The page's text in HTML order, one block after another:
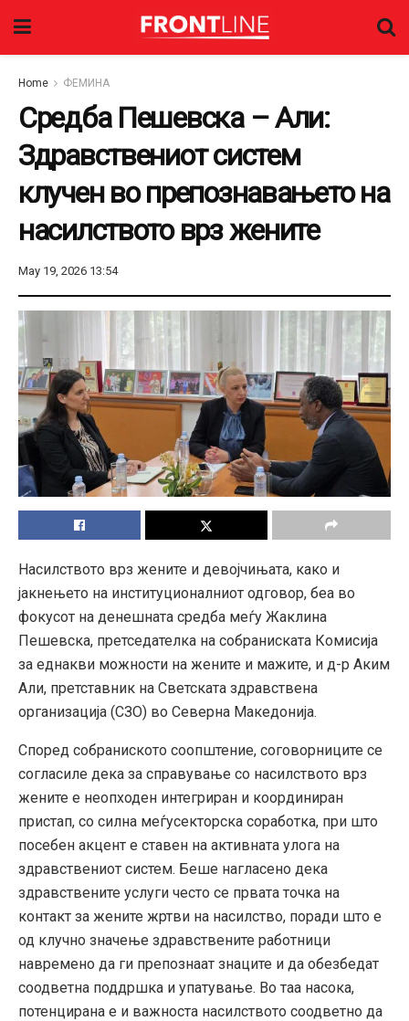
Home ФЕМИНА
Средба Пешевска – Али:
Здравствениот систем
клучен во препознавањето на
насилството врз жените
May 19, 2026 13:54
Насилството врз жените и девојчињата, како и
јакнењето на институционалниот одговор, беа во
фокусот на денешната средба меѓу Жаклина
Пешевска, претседателка на собраниската Комисија
за еднакви можности на жените и мажите, и д-р Аким
Али, претставник на Светската здравствена
организација (СЗО) во Северна Македонија.
Според собраниското соопштение, соговорниците се
согласиле дека за справување со насилството врз
жените е неопходен интегриран и координиран
пристап, со силна меѓусекторска соработка, при што
посебен акцент е ставен на активната улога на
здравствениот систем. Беше нагласено дека
здравствените услуги често се првата точка на
контакт за жените жртви на насилство, поради што е
од клучно значење здравствените работници
навремено да ги препознаат знаците и да обезбедат
соодветна поддршка и упатување. Во таа насока,
потенцирана е и важноста насилството соодветно да